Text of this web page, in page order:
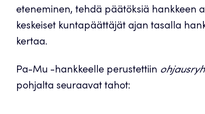
eteneminen, tehdä päätöksiä hankkeen
keskeiset kuntapäättäjät ajan tasalla
kertaa.
Pa-Mu -hankkeelle perustettiin
pohjalta seuraavat tahot: